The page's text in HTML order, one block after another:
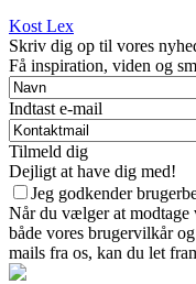
Kost Lex
Skriv dig op til vores
Få inspiration, viden og
Indtast e-mail
Tilmeld dig
Dejligt at have dig med!
Jeg godkender
Når du vælger at modtage
både vores brugervilkår
mails fra os, kan du let